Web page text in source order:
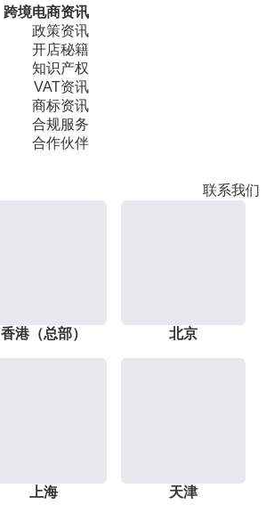
跨境电商资讯
政策资讯
开店秘籍
知识产权
VAT资讯
商标资讯
合规服务
合作伙伴
联系我们
香港（总部） 北京
上海 天津